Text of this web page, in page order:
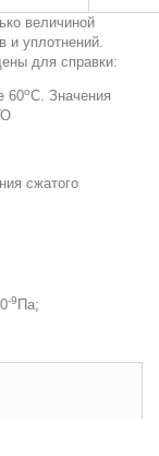
величиной
и уплотнений.
для справки:
60оС. Значения
сжатого
-9 Па;